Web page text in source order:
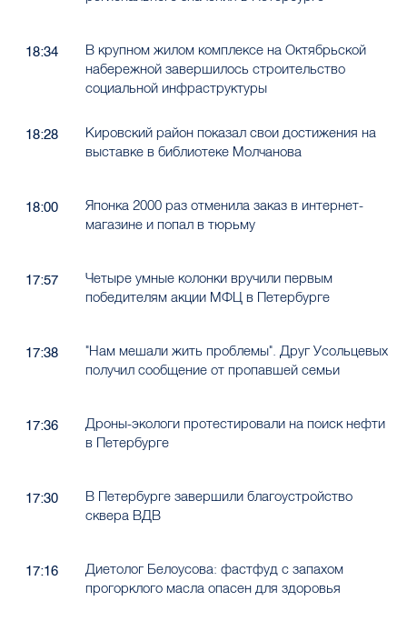
18:34
В крупном жилом комплексе на Октябрьской
набережной завершилось строительство
социальной инфраструктуры
18:28
Кировский район показал свои достижения на
выставке в библиотеке Молчанова
18:00
Японка 2000 раз отменила заказ в интернет-
магазине и попал в тюрьму
17:57
Четыре умные колонки вручили первым
победителям акции МФЦ в Петербурге
17:38
"Нам мешали жить проблемы". Друг Усольцевых
получил сообщение от пропавшей семьи
17:36
Дроны-экологи протестировали на поиск нефти
в Петербурге
17:30
В Петербурге завершили благоустройство
сквера ВДВ
17:16
Диетолог Белоусова: фастфуд с запахом
прогорклого масла опасен для здоровья